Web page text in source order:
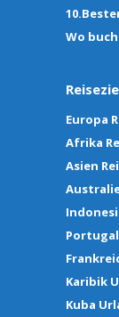
Wo
Europa
Afrika
Asien
Karibik
Kuba